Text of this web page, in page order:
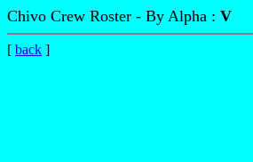
Chivo Crew Roster - By Alpha : V
[ back ]